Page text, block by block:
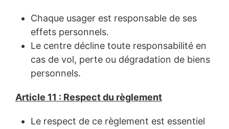
Chaque usager est responsable de ses
effets personnels.
Le centre décline toute responsabilité en
cas de vol, perte ou dégradation de biens
personnels.
Article 11 : Respect du règlement
Le respect de ce règlement est essentiel